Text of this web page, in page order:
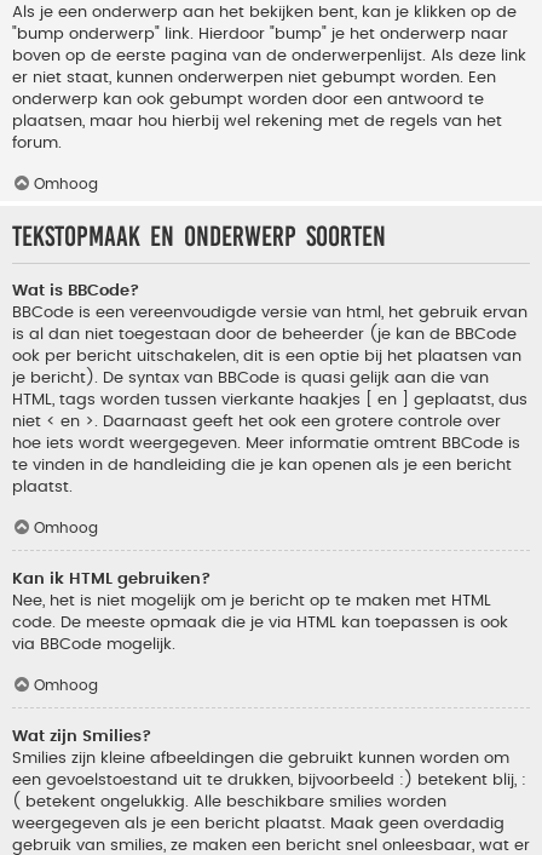
Als je een onderwerp aan het bekijken bent, kan je klikken op de
"bump onderwerp" link. Hierdoor "bump" je het onderwerp naar
boven op de eerste pagina van de onderwerpenlijst. Als deze link
er niet staat, kunnen onderwerpen niet gebumpt worden. Een
onderwerp kan ook gebumpt worden door een antwoord te
plaatsen, maar hou hierbij wel rekening met de regels van het
forum.
Omhoog
Tekstopmaak en onderwerp soorten
Wat is BBCode?
BBCode is een vereenvoudigde versie van html, het gebruik ervan
is al dan niet toegestaan door de beheerder (je kan de BBCode
ook per bericht uitschakelen, dit is een optie bij het plaatsen van
je bericht). De syntax van BBCode is quasi gelijk aan die van
HTML, tags worden tussen vierkante haakjes [ en ] geplaatst, dus
niet < en >. Daarnaast geeft het ook een grotere controle over
hoe iets wordt weergegeven. Meer informatie omtrent BBCode is
te vinden in de handleiding die je kan openen als je een bericht
plaatst.
Omhoog
Kan ik HTML gebruiken?
Nee, het is niet mogelijk om je bericht op te maken met HTML
code. De meeste opmaak die je via HTML kan toepassen is ook
via BBCode mogelijk.
Omhoog
Wat zijn Smilies?
Smilies zijn kleine afbeeldingen die gebruikt kunnen worden om
een gevoelstoestand uit te drukken, bijvoorbeeld :) betekent blij, :
( betekent ongelukkig. Alle beschikbare smilies worden
weergegeven als je een bericht plaatst. Maak geen overdadig
gebruik van smilies, ze maken een bericht snel onleesbaar, wat er